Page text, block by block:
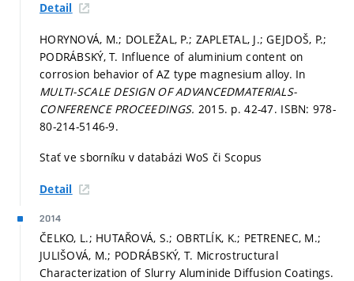
Detail
HORYNOVÁ, M.; DOLEŽAL, P.; ZAPLETAL, J.; GEJDOŠ, P.;
PODRÁBSKÝ, T. Influence of aluminium content on
corrosion behavior of AZ type magnesium alloy. In
MULTI-SCALE DESIGN OF ADVANCEDMATERIALS-
CONFERENCE PROCEEDINGS. 2015. p. 42-47. ISBN: 978-
80-214-5146-9.
Stať ve sborníku v databázi WoS či Scopus
Detail
2014
ČELKO, L.; HUTAŘOVÁ, S.; OBRTLÍK, K.; PETRENEC, M.;
JULIŠOVÁ, M.; PODRÁBSKÝ, T. Microstructural
Characterization of Slurry Aluminide Diffusion Coatings.